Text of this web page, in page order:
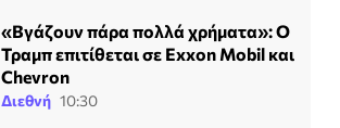
«Βγάζουν πάρα πολλά χρήματα»: Ο
Τραμπ επιτίθεται σε Exxon Mobil και
Chevron
Διεθνή 10:30